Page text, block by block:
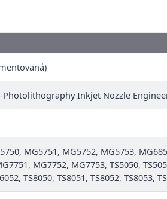
Photolithography Inkjet Nozzle
MG5751, MG5752, MG5753,
MG7752, MG7753, TS5050,
TS8050, TS8051, TS8052, TS8053,